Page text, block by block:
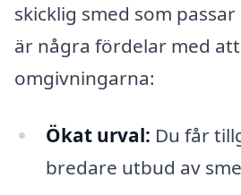
skicklig smed som
är några fördelar med
omgivningarna:
Ökat urval: Du får
bredare utbud av